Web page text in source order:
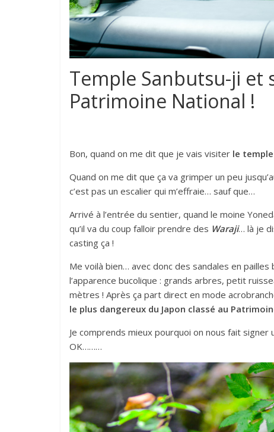
Temple Sanbutsu-ji et
Patrimoine National !
Bon, quand on me dit que je vais visiter le
Quand on me dit que ça va grimper un peu
c’est pas un escalier qui m’effraie… sauf que…
Arrivé à l’entrée du sentier, quand le moine
qu’il va du coup falloir prendre des Waraji… là je
casting ça !
Me voilà bien… avec donc des sandales en
l’apparence bucolique : grands arbres, petit
mètres ! Après ça part direct en mode
le plus dangereux du Japon classé au
Je comprends mieux pourquoi on nous fait
OK………